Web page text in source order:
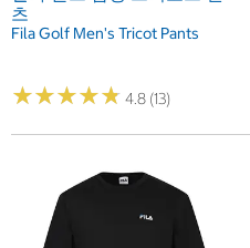
츠
Fila Golf Men's Tricot Pants
★★★★★
★★★★★ 4.8 (13)